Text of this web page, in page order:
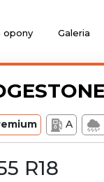
opony Galeria
A
R18